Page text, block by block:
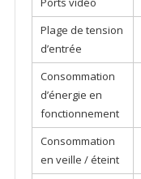
Plage de tension
d’entrée
Consommation
d’énergie en
fonctionnement
Consommation
en veille / éteint